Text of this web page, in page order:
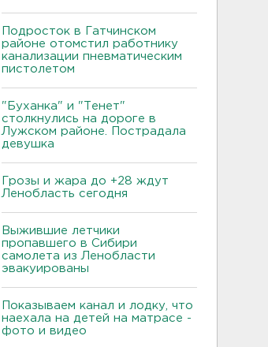
Подросток в Гатчинском
районе отомстил работнику
канализации пневматическим
пистолетом
"Буханка" и "Тенет"
столкнулись на дороге в
Лужском районе. Пострадала
девушка
Грозы и жара до +28 ждут
Ленобласть сегодня
Выжившие летчики
пропавшего в Сибири
самолета из Ленобласти
эвакуированы
Показываем канал и лодку, что
наехала на детей на матрасе -
фото и видео